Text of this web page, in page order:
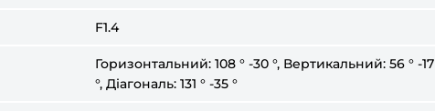
F1.4
Горизонтальний: 108 ° -30 °, Вертикальний: 56 ° -17
°, Діагональ: 131 ° -35 °